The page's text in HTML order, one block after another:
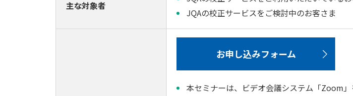
主な対象者
JQAの校正サービスをご検討中のお客さま
お申し込みフォーム
本セミナーは、ビデオ会議システム「Zoom」